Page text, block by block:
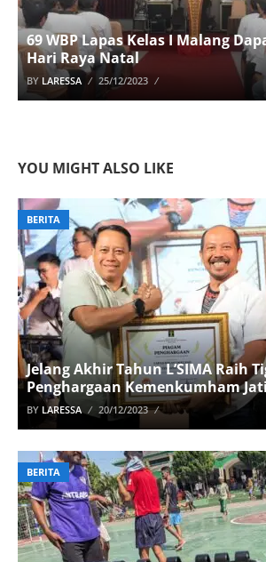
69 WBP Lapas Kelas I Malang
Hari Raya Natal
BY LARESSA 25/12/2023
YOU MIGHT ALSO LIKE
BERITA
Jelang Akhir Tahun L’SIMA Raih
Penghargaan Kemenkumham
BY LARESSA 20/12/2023
BERITA